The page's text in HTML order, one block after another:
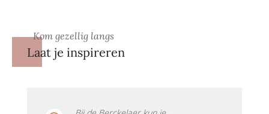
Kom gezellig langs
Laat je inspireren